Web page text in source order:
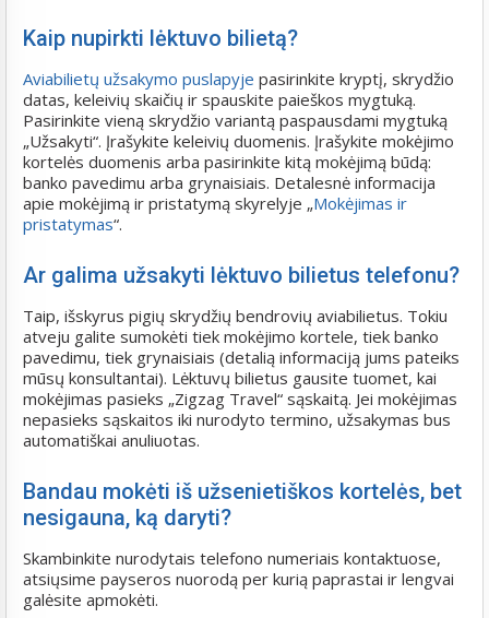
Kaip nupirkti lėktuvo bilietą?
Aviabilietų užsakymo puslapyje pasirinkite kryptį, skrydžio
datas, keleivių skaičių ir spauskite paieškos mygtuką.
Pasirinkite vieną skrydžio variantą paspausdami mygtuką
„Užsakyti“. Įrašykite keleivių duomenis. Įrašykite mokėjimo
kortelės duomenis arba pasirinkite kitą mokėjimą būdą:
banko pavedimu arba grynaisiais. Detalesnė informacija
apie mokėjimą ir pristatymą skyrelyje „Mokėjimas ir
pristatymas“.
Ar galima užsakyti lėktuvo bilietus telefonu?
Taip, išskyrus pigių skrydžių bendrovių aviabilietus. Tokiu
atveju galite sumokėti tiek mokėjimo kortele, tiek banko
pavedimu, tiek grynaisiais (detalią informaciją jums pateiks
mūsų konsultantai). Lėktuvų bilietus gausite tuomet, kai
mokėjimas pasieks „Zigzag Travel“ sąskaitą. Jei mokėjimas
nepasieks sąskaitos iki nurodyto termino, užsakymas bus
automatiškai anuliuotas.
Bandau mokėti iš užsenietiškos kortelės, bet
nesigauna, ką daryti?
Skambinkite nurodytais telefono numeriais kontaktuose,
atsiųsime payseros nuorodą per kurią paprastai ir lengvai
galėsite apmokėti.